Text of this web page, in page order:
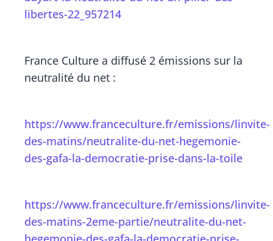
libertes-22_957214
France Culture a diffusé 2 émissions sur la
neutralité du net :
https://www.franceculture.fr/emissions/linvite-
des-matins/neutralite-du-net-hegemonie-
des-gafa-la-democratie-prise-dans-la-toile
https://www.franceculture.fr/emissions/linvite-
des-matins-2eme-partie/neutralite-du-net-